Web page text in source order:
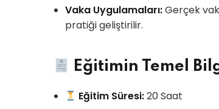
Vaka Uygulamaları:Gerçek
pratiği geliştirilir.
Eğitimin Temel
Eğitim Süresi:20 Saat